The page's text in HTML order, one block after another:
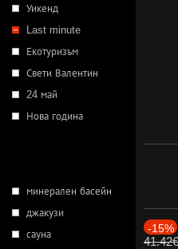
Уикенд
Last minute
Екотуризъм
Свети Валентин
24 май
Нова година
минерален басейн
джакузи
сауна
-15%
41.42€